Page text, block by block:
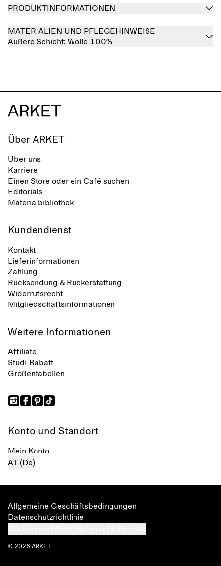
PRODUKTINFORMATIONEN
MATERIALIEN UND PFLEGEHINWEISE
Äußere Schicht: Wolle 100%
Über ARKET
Über uns
Karriere
Einen Store oder ein Café suchen
Editorials
Materialbibliothek
Kundendienst
Kontakt
Lieferinformationen
Zahlung
Rücksendung & Rückerstattung
Widerrufsrecht
Mitgliedschaftsinformationen
Weitere Informationen
Affiliate
Studi-Rabatt
Größentabellen
Konto und Standort
Mein Konto
AT (De)
Allgemeine Geschäftsbedingungen
Datenschutzrichtlinie
© 2026 ARKET